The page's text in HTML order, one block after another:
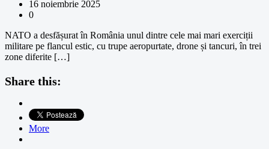
16 noiembrie 2025
0
NATO a desfășurat în România unul dintre cele mai mari exerciții
militare pe flancul estic, cu trupe aeropurtate, drone și tancuri, în trei
zone diferite […]
Share this:
More